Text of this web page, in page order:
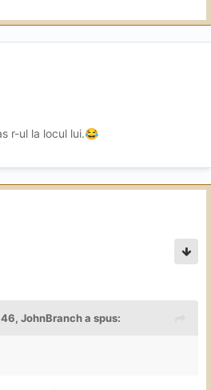
r-ul la locul lui.😂
JohnBrancha spus: